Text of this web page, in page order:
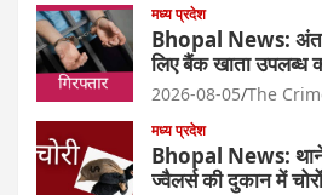
मध्य प्रदेश
Bhopal News:
लिए बैंक खाता उपलब्ध
2026-08-05 The
मध्य प्रदेश
Bhopal News: थाने
ज्वैलर्स की दुकान में